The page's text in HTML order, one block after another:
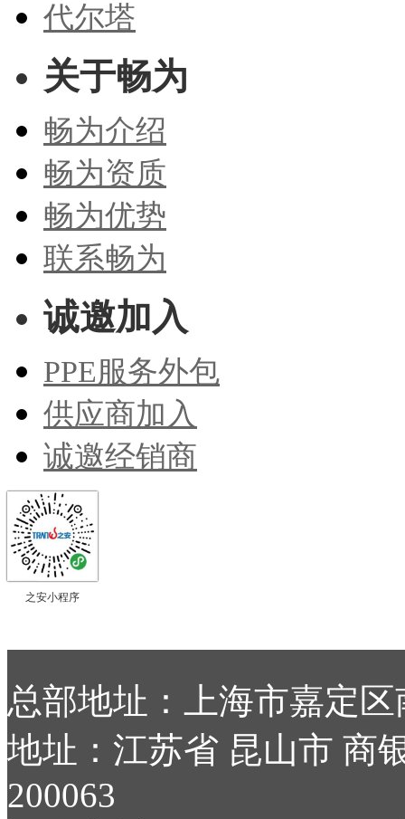
代尔塔
关于畅为
畅为介绍
畅为资质
畅为优势
联系畅为
诚邀加入
PPE服务外包
供应商加入
诚邀经销商
之安小程序
总部地址：上海市嘉定
地址：江苏省 昆山市 商
200063